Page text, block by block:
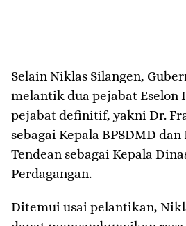
​Selain Niklas Silangen,
melantik dua pejabat Eselon
pejabat definitif, yakni Dr.
sebagai Kepala BPSDMD
Tendean sebagai Kepala
Perdagangan.
​Ditemui usai pelantikan,